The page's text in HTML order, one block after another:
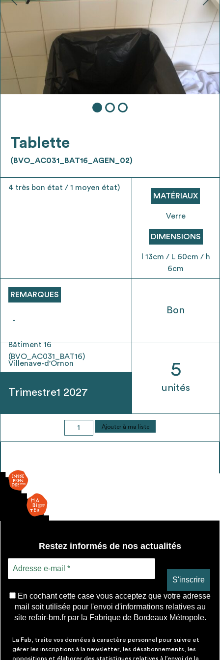
Ajouter les matériaux intéressants à "
ma
liste
Transmettre sa liste de manifestation
d'intérêt pour les matériaux
sélectionnés
Exporter sa liste et ses fiches produits
Être recontacté afin d’obtenir plus de
stratégies de récupérations
* Attention, l’ajout des matériaux à sa liste et son envoi ne
voirFAQ
Tablette
(BVO_AC031_BAT16_AGEN_02)
4 très bon état / 1 moyen état)
REMARQUES
-
Bâtiment 16
(BVO_AC031_BAT16)
Villenave-d'Ornon
Trimestre1 2027
MATÉRIAUX
Verre
DIMENSIONS
l 13cm / L 60cm / h
6cm
Bon
5
unités
quantité
de
Ajouter à ma liste
Restez informés de nos actualités
En cochant cette case vous acceptez que votre adresse
mail soit utilisée pour l'envoi d'informations relatives au
site refair-bm.fr par la Fabrique de Bordeaux Métropole.
La Fab, traite vos données à caractère personnel pour suivre et
gérer les inscriptions à la newsletter, les désabonnements, les
oppositions et élaborer des statistiques relatives à l’envoi de la